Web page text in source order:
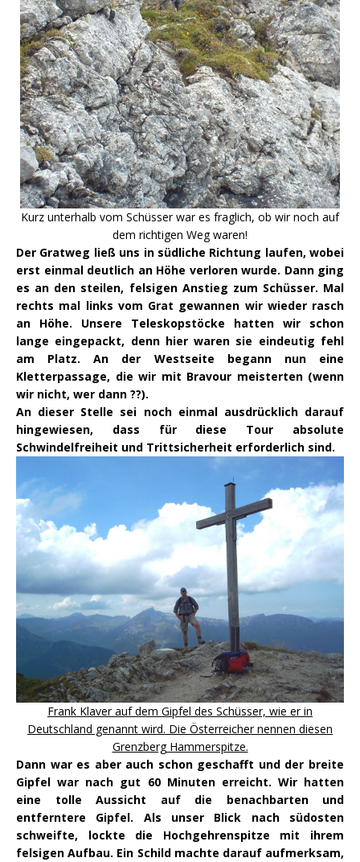
Kurz unterhalb vom Schüsser war es fraglich, ob wir noch auf
dem richtigen Weg waren!
Der Gratweg ließ uns in südliche Richtung laufen, wobei
erst einmal deutlich an Höhe verloren wurde. Dann ging
es an den steilen, felsigen Anstieg zum Schüsser. Mal
rechts mal links vom Grat gewannen wir wieder rasch
an Höhe. Unsere Teleskopstöcke hatten wir schon
lange eingepackt, denn hier waren sie eindeutig fehl
am Platz. An der Westseite begann nun eine
Kletterpassage, die wir mit Bravour meisterten (wenn
wir nicht, wer dann ??).
An dieser Stelle sei noch einmal ausdrücklich darauf
hingewiesen, dass für diese Tour absolute
Schwindelfreiheit und Trittsicherheit erforderlich sind.
Frank Klaver auf dem Gipfel des Schüsser, wie er in
Deutschland genannt wird. Die Österreicher nennen diesen
Grenzberg Hammerspitze.
Dann war es aber auch schon geschafft und der breite
Gipfel war nach gut 60 Minuten erreicht. Wir hatten
eine tolle Aussicht auf die benachbarten und
entferntere Gipfel. Als unser Blick nach südosten
schweifte, lockte die Hochgehrenspitze mit ihrem
felsigen Aufbau. Ein Schild machte darauf aufmerksam,